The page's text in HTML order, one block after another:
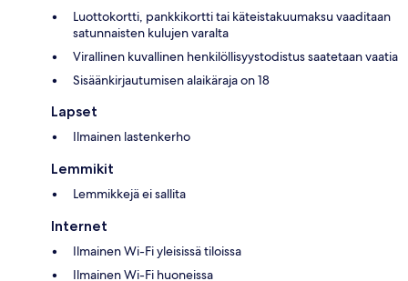
Luottokortti, pankkikortti tai käteistakuumaksu vaaditaan
satunnaisten kulujen varalta
Virallinen kuvallinen henkilöllisyystodistus saatetaan vaatia
Sisäänkirjautumisen alaikäraja on 18
Lapset
Ilmainen lastenkerho
Lemmikit
Lemmikkejä ei sallita
Internet
Ilmainen Wi-Fi yleisissä tiloissa
Ilmainen Wi-Fi huoneissa